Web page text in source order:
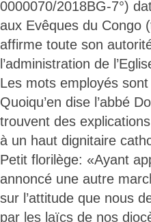
0000070/2018BG-7°)
aux Evêques du Congo
affirme toute son
l’administration de
Les mots employés sont
Quoiqu’en dise l’abbé
trouvent des
à un haut dignitaire
Petit florilège: «Ayant
annoncé une autre
sur l’attitude que nous
par les laïcs de nos